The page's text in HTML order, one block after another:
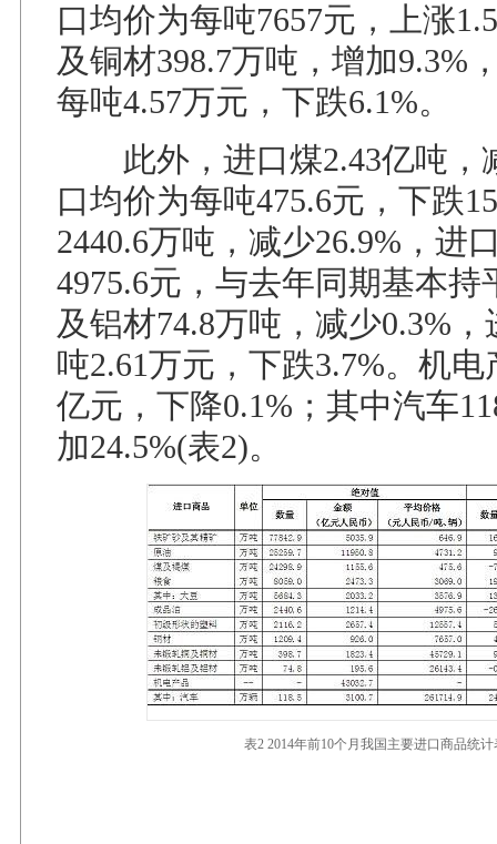
口均价为每吨7657元，上涨
及铜材398.7万吨，增加9.3%
每吨4.57万元，下跌6.1%。
此外，进口煤2.43亿吨，
口均价为每吨475.6元，下跌
2440.6万吨，减少26.9%，进
4975.6元，与去年同期基本持
及铝材74.8万吨，减少0.3%
吨2.61万元，下跌3.7%。机
亿元，下降0.1%；其中汽车
加24.5%(表2)。
表2 2014年前10个月我国主要进口商品统计